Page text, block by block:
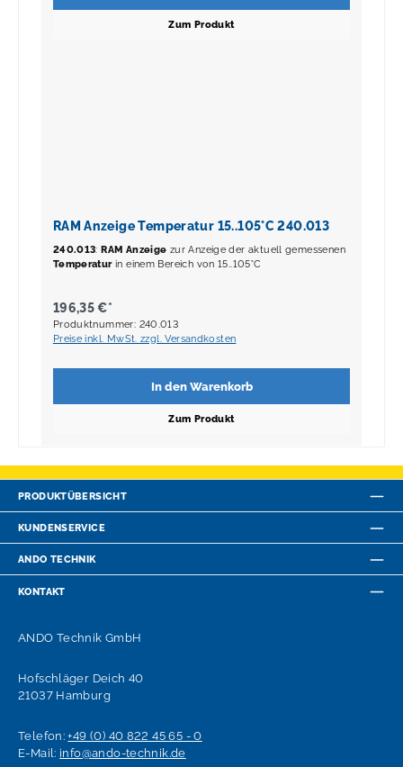
Zum Produkt
RAM Anzeige Temperatur 15..105°C 240.013
240.013:RAM Anzeige zur Anzeige der aktuell gemessenen
Temperaturin einem Bereich von 15..105°C
196,35 €*
Produktnummer: 240.013
Preise inkl. MwSt. zzgl. Versandkosten
In den Warenkorb
Zum Produkt
PRODUKTÜBERSICHT
KUNDENSERVICE
ANDO TECHNIK
KONTAKT
ANDO Technik GmbH
Hofschläger Deich 40
21037 Hamburg
Telefon:+49 (0) 40 822 45 65 - 0
E-Mail: info@ando-technik.de